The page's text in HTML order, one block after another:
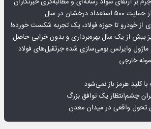
درخشان در سال
از خودرو تا حوزه فولاد، یک تجربه شکست خورده!
بیش از یک سال بهره‌برداری و بدون خرابی حاصل
وایرلس بومی‌سازی شده جرثقیل‌های فولاد
خارجی
کلیدِ هرمز باز نمی‌شود
چشم‌انتظار یک توافق بزرگ